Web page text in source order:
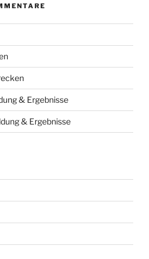
& Ergebnisse
& Ergebnisse